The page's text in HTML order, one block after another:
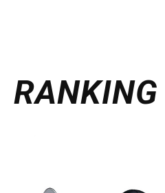
RANKING